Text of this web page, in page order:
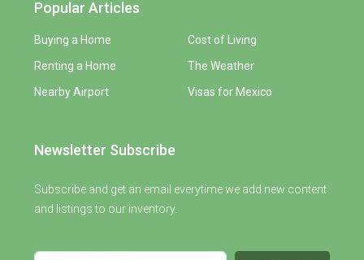
Popular Articles
Buying a Home
Renting a Home
Nearby Airport
Cost of Living
The Weather
Visas for Mexico
Newsletter Subscribe
Subscribe and get an email everytime we add new content
and listings to our inventory.